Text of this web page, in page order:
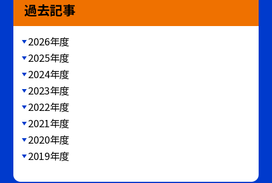
過去記事
2026年度
2025年度
2024年度
2023年度
2022年度
2021年度
2020年度
2019年度